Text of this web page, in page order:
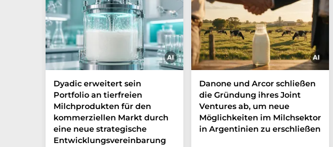
Dyadic erweitert sein
Portfolio an tierfreien
Milchprodukten für den
kommerziellen Markt durch
eine neue strategische
Entwicklungsvereinbarung
Danone und Arcor schließen
die Gründung ihres Joint
Ventures ab, um neue
Möglichkeiten im Milchsektor
in Argentinien zu erschließen